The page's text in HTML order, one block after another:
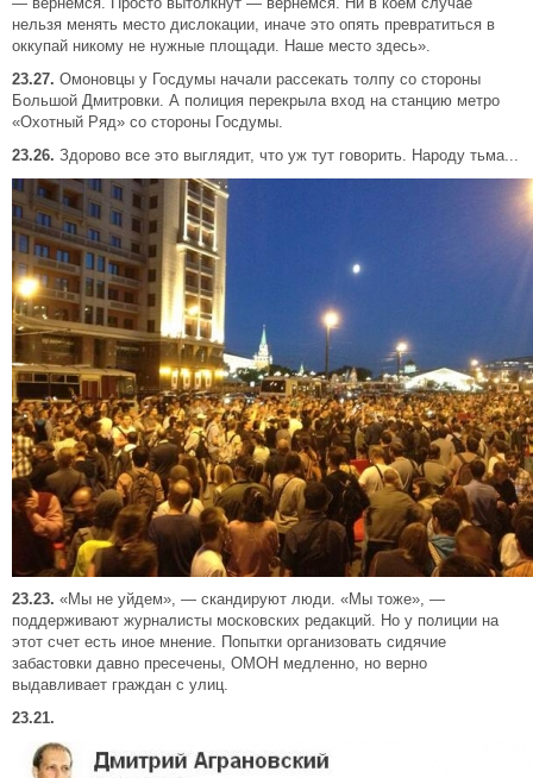
нельзя менять место дислокации, иначе это опять превратиться в
оккупай никому не нужные площади. Наше место здесь».
23.27. Омоновцы у Госдумы начали рассекать толпу со стороны
Большой Дмитровки. А полиция перекрыла вход на станцию метро
«Охотный Ряд» со стороны Госдумы.
23.26. Здорово все это выглядит, что уж тут говорить. Народу тьма...
23.23. «Мы не уйдем», — скандируют люди. «Мы тоже», —
поддерживают журналисты московских редакций. Но у полиции на
этот счет есть иное мнение. Попытки организовать сидячие
забастовки давно пресечены, ОМОН медленно, но верно
выдавливает граждан с улиц.
23.21.